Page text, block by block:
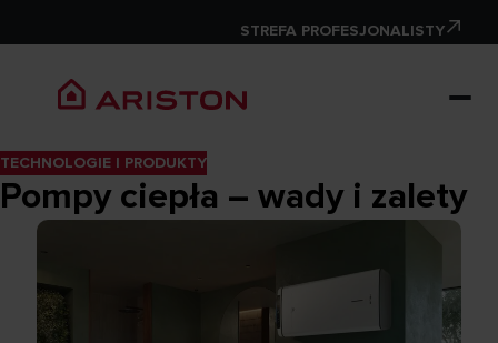
STREFA PROFESJONALISTY
TECHNOLOGIE I PRODUKTY
Pompy ciepła – wady i zalety